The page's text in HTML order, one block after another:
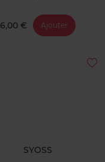
6,00 € Ajouter
SYOSS